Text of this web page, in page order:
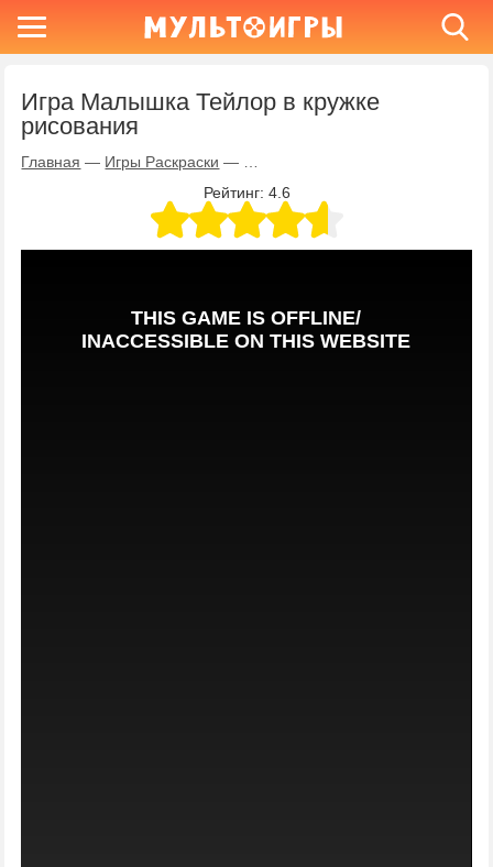
Игра Малышка Тейлор в кружке
рисования
Главная — Игры Раскраски —
Рейтинг: 4.6